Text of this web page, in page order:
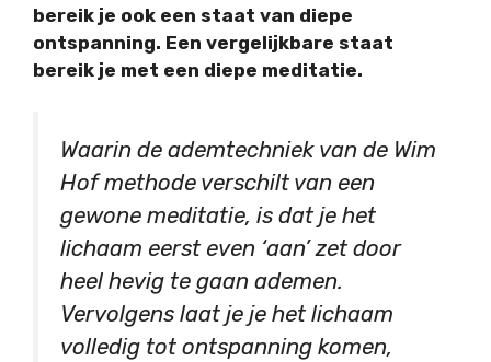
bereik je ook een staat van diepe
ontspanning. Een vergelijkbare staat
bereik je met een diepe meditatie.
Waarin de ademtechniek van de Wim
Hof methode verschilt van een
gewone meditatie, is dat je het
lichaam eerst even ‘aan’zet door
heel hevig te gaan ademen.
Vervolgens laat je je het lichaam
volledig tot ontspanning komen,